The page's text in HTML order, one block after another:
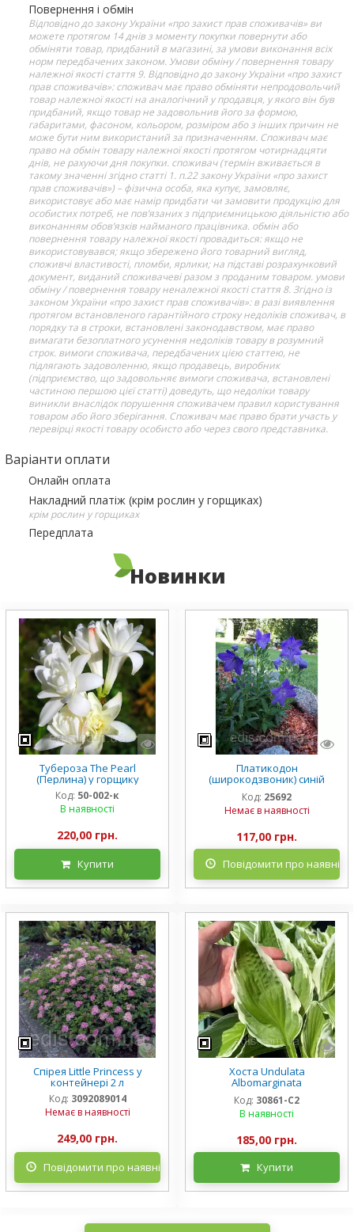
Повернення і обмін
Відповідно до закону України «про захист прав споживачів» ви
можете протягом 14 днів з моменту покупки повернути або
обміняти товар, придбаний в магазині, за умови виконання всіх
норм передбачених законом. Умови обміну / повернення товару
належної якості стаття 9. Відповідно до закону України «про захист
прав споживачів»: споживач має право обміняти непродовольчий
товар належної якості на аналогічний у продавця, у якого він був
придбаний, якщо товар не задовольнив його за формою,
габаритами, фасоном, кольором, розміром або з інших причин не
може бути ним використаний за призначенням. Споживач має
право на обмін товару належної якості протягом чотирнадцяти
днів, не рахуючи дня покупки. споживач (термін вживається в
такому значенні згідно статті 1. п.22 закону України «про захист
прав споживачів») – фізична особа, яка купує, замовляє,
використовує або має намір придбати чи замовити продукцію для
особистих потреб, не пов’язаних з підприємницькою діяльністю або
виконанням обов’язків найманого працівника. обмін або
повернення товару належної якості провадиться: якщо не
використовувався; якщо збережено його товарний вигляд,
споживчі властивості, пломби, ярлики; на підставі розрахунковий
документ, виданий споживачеві разом з проданим товаром. умови
обміну / повернення товару неналежної якості стаття 8. Згідно із
законом України «про захист прав споживачів»: в разі виявлення
протягом встановленого гарантійного строку недоліків споживач, в
порядку та в строки, встановлені законодавством, має право
вимагати безоплатного усунення недоліків товару в розумний
строк. вимоги споживача, передбачених цією статтею, не
підлягають задоволенню, якщо продавець, виробник
(підприємство, що задовольняє вимоги споживача, встановлені
частиною першою цієї статті) доведуть, що недоліки товару
виникли внаслідок порушення споживачем правил користування
товаром або його зберігання. Споживач має право брати участь у
перевірці якості товару особисто або через свого представника.
Варіанти оплати
Онлайн оплата
Накладний платіж (крім рослин у горщиках)
крім рослин у горщиках
Передплата
Новинки
Тубероза The Pearl
(Перлина) у горщику
Код: 50-002-к
В наявності
220,00 грн.
Купити
Платикодон
(широкодзвоник) синій
низькорослий Mariesii у
горщику
Код: 25692
Немає в наявності
117,00 грн.
Повідомити про
Спірея Little Princess у
контейнері 2 л
Код: 3092089014
Немає в наявності
249,00 грн.
Повідомити про наявність
Хоста Undulata
Albomarginata
(Альбомарджината)
контейнер 2 л, 3/+ розетки
Код: 30861-С2
В наявності
185,00 грн.
Купити